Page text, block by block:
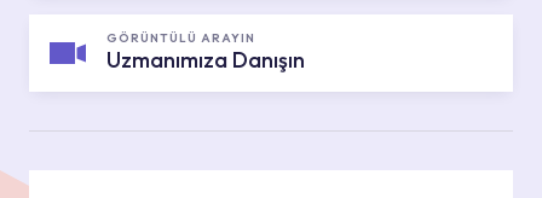
GÖRÜNTÜLÜ ARAYIN
Uzmanımıza Danışın